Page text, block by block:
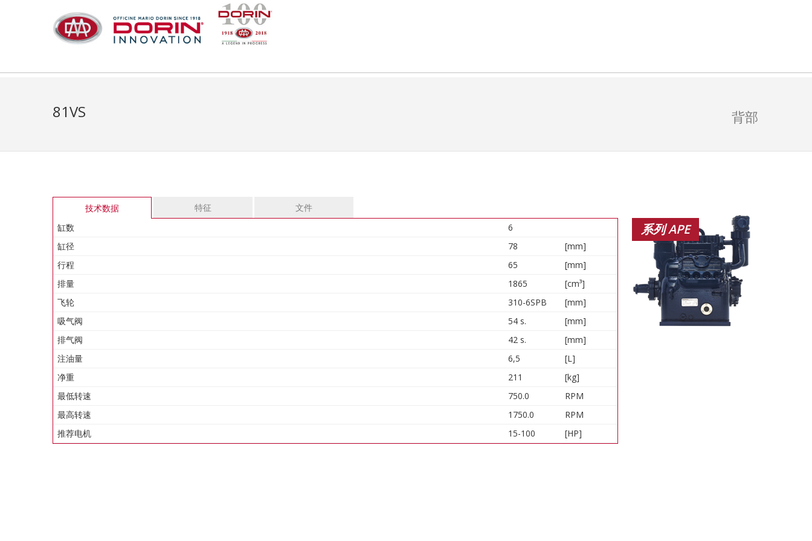
81VS 背部
技术数据 特征
文件
缸数
6
缸径
78
[mm]
行程
65
[mm]
排量
1865
[cm³]
飞轮
310-6SPB
[mm]
吸气阀
54 s.
[mm]
排气阀
42 s.
[mm]
注油量
6,5
[L]
净重
211
[kg]
最低转速
750.0
RPM
最高转速
1750.0
RPM
推荐电机
15-100 [HP]
系列 APE